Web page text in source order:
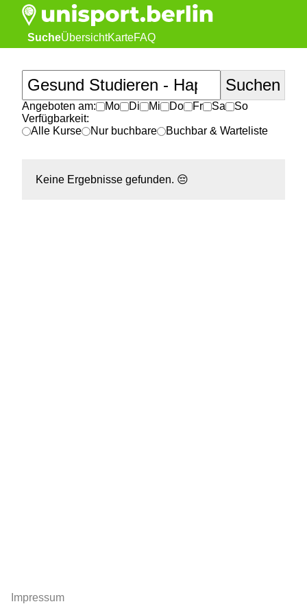
SucheÜbersichtKarteFAQ
Angeboten am: Mo Di Mi Do Fr Sa
So
Verfügbarkeit:
Alle Kurse
Nur buchbare Buchbar & Warteliste
Keine Ergebnisse gefunden. 😔
Impressum